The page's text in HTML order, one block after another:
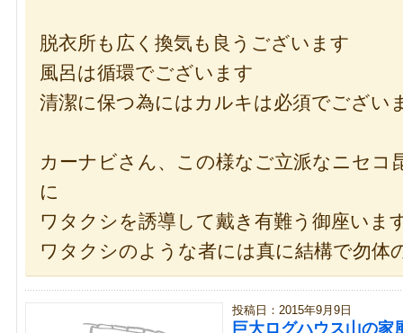
脱衣所も広く換気も良うございます
風呂は循環でございます
清潔に保つ為にはカルキは必須でござい
カーナビさん、この様なご立派なニセコ
に
ワタクシを誘導して戴き有難う御座いま
ワタクシのような者には真に結構で勿体
投稿日：2015年9月9日
巨大ログハウス山の家